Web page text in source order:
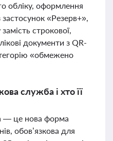
обліку, оформлення
«Резерв+»,
строкової,
документи з QR-
«обмежено
служба і хто її
— це нова форма
обов’язкова для